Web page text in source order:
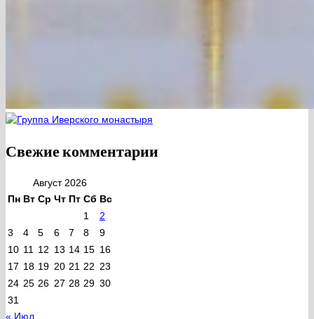
Свежие комментарии
Август 2026
Пн Вт Ср Чт Пт Сб Вс
1
2
3
4 5 6 7 8
9
10 11 12 13 14 15 16
17 18 19 20 21 22 23
24 25 26 27 28 29 30
31
« Июл